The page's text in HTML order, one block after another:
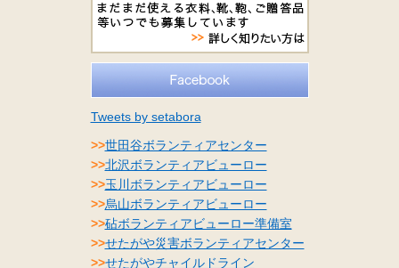
Tweets by setabora
>>世田谷ボランティアセンター
>>北沢ボランティアビューロー
>>玉川ボランティアビューロー
>>烏山ボランティアビューロー
>>砧ボランティアビューロー準備室
>>せたがや災害ボランティアセンター
>>せたがやチャイルドライン